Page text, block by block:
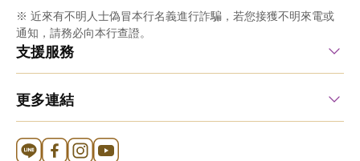
※ 近來有不明人士偽冒本行名義進行詐騙，若您接獲不明來電或
通知，請務必向本行查證。
支援服務
更多連結
Line 官方帳號
FB 官方帳號
Instagram 官方帳號
YouTube 官方帳號